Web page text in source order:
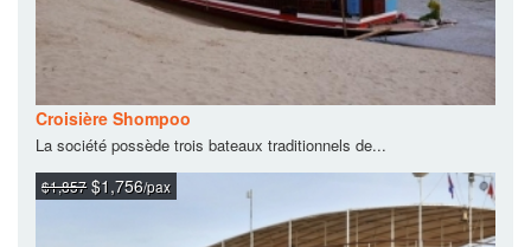
Croisière Shompoo
La société possède trois bateaux traditionnels de...
$1,857 $1,756/pax